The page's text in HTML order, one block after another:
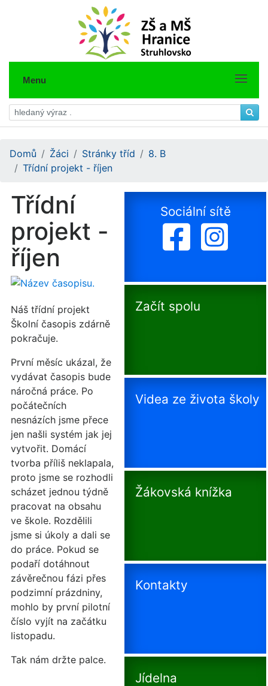
Menu
Domů Žáci Stránky tříd
8. B
Třídní projekt - říjen
Třídní
projekt -
říjen
Náš třídní projekt
Školní časopis zdárně
pokračuje.
První měsíc ukázal, že
vydávat časopis bude
náročná práce. Po
počátečních
nesnázích jsme přece
jen našli systém jak jej
vytvořit. Domácí
tvorba příliš neklapala,
proto jsme se rozhodli
scházet jednou týdně
pracovat na obsahu
ve škole. Rozdělili
jsme si úkoly a dali se
do práce. Pokud se
podaří dotáhnout
závěrečnou fázi přes
podzimní prázdniny,
mohlo by první pilotní
číslo vyjít na začátku
listopadu.
Tak nám držte palce.
Sociální sítě
Začít spolu
Videa ze života školy
Žákovská knížka
Kontakty
Jídelna